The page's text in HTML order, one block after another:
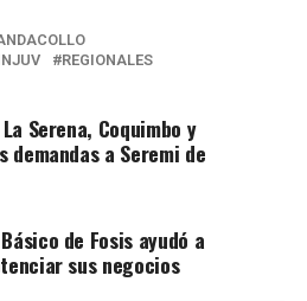
REGIONALES
Serena, Coquimbo y
demandas a Seremi de
de Fosis ayudó a
sus negocios